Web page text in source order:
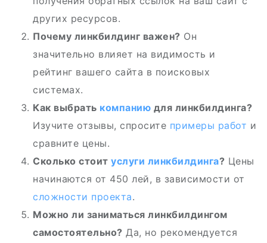
других ресурсов.
Почему линкбилдинг важен? Он
значительно влияет на видимость и
рейтинг вашего сайта в поисковых
системах.
Как выбрать компанию для линкбилдинга?
Изучите отзывы, спросите примеры работ и
сравните цены.
Сколько стоит услуги линкбилдинга? Цены
начинаются от 450 лей, в зависимости от
сложности проекта.
Можно ли заниматься линкбилдингом
самостоятельно? Да, но рекомендуется